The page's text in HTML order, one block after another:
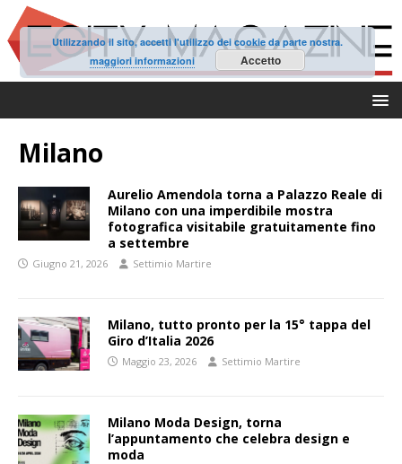
Milano
Aurelio Amendola torna a Palazzo Reale di
Milano con una imperdibile mostra
fotografica visitabile gratuitamente fino
a settembre
Giugno 21, 2026 Settimio Martire
Milano, tutto pronto per la 15° tappa del
Giro d’Italia 2026
Maggio 23, 2026 Settimio Martire
Milano Moda Design, torna
l’appuntamento che celebra design e
moda
Utilizzando il sito, accetti l'utilizzo dei cookie da parte nostra.
maggiori informazioni
Accetto